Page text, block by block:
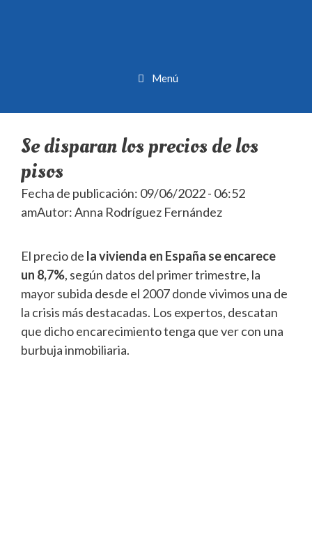
Menú
Se disparan los precios de los
pisos
Fecha de publicación: 09/06/2022 - 06:52
amAutor: Anna Rodríguez Fernández
El precio de la vivienda en España se encarece
un 8,7%, según datos del primer trimestre, la
mayor subida desde el 2007 donde vivimos una de
la crisis más destacadas. Los expertos, descatan
que dicho encarecimiento tenga que ver con una
burbuja inmobiliaria.